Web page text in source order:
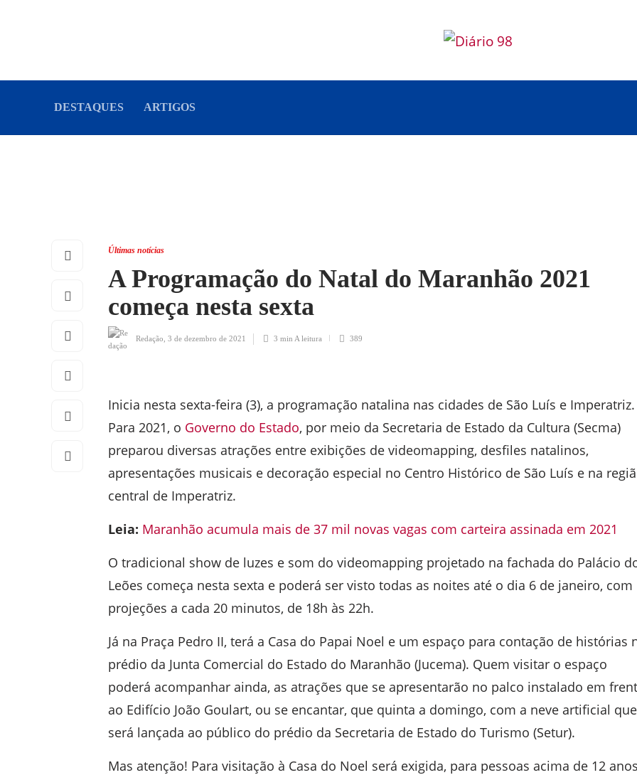
DESTAQUES ARTIGOS
Últimas notícias
A Programação do Natal do Maranhão 2021
começa nesta sexta
Redação 3 de dezembro de 2021 3 min A leitura 389
Inicia nesta sexta-feira (3), a programação natalina nas cidades de São Luís e Imperatriz.
Para 2021, o Governo do Estado, por meio da Secretaria de Estado da Cultura (Secma)
preparou diversas atrações entre exibições de videomapping, desfiles natalinos,
apresentações musicais e decoração especial no Centro Histórico de São Luís e na
central de Imperatriz.
Leia: Maranhão acumula mais de 37 mil novas vagas com carteira assinada em 2021
O tradicional show de luzes e som do videomapping projetado na fachada do Palácio
Leões começa nesta sexta e poderá ser visto todas as noites até o dia 6 de janeiro, com
projeções a cada 20 minutos, de 18h às 22h.
Já na Praça Pedro II, terá a Casa do Papai Noel e um espaço para contação de histórias
prédio da Junta Comercial do Estado do Maranhão (Jucema). Quem visitar o espaço
poderá acompanhar ainda, as atrações que se apresentarão no palco instalado em
ao Edifício João Goulart, ou se encantar, que quinta a domingo, com a neve artificial que
será lançada ao público do prédio da Secretaria de Estado do Turismo (Setur).
Mas atenção! Para visitação à Casa do Noel será exigida, para pessoas acima de 12